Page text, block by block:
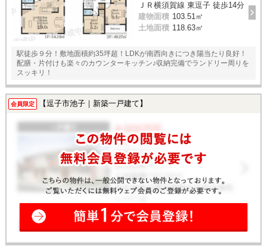
ＪＲ横須賀線 東逗子 徒歩14分
建物面積 103.51㎡
土地面積 118.63㎡
駅徒歩９分！敷地面積約35坪超！LDKが南西向きにつき陽当たり良好！
配膳・片付けも楽々のカウンターキッチン♪収納完備でランドリー周りを
スッキリ！
会員限定 【逗子市池子｜新築一戸建て】